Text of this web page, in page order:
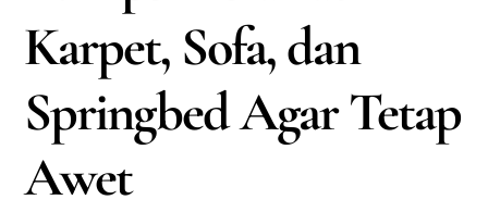
Karpet, Sofa, dan
Springbed Agar Tetap
Awet